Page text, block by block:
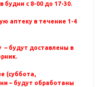
с 8-00 до 17-30.
аптеку в течение 1-4
– будут доставлены в
(суббота,
– будут обработаны